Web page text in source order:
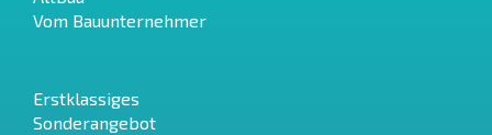
Vom Bauunternehmer
Erstklassiges
Sonderangebot